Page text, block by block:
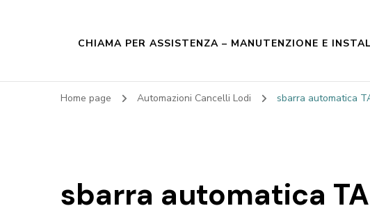
CHIAMA PER ASSISTENZA – MANUTENZIONE E
Home page Automazioni Cancelli Lodi sbarra automatica
sbarra automatica